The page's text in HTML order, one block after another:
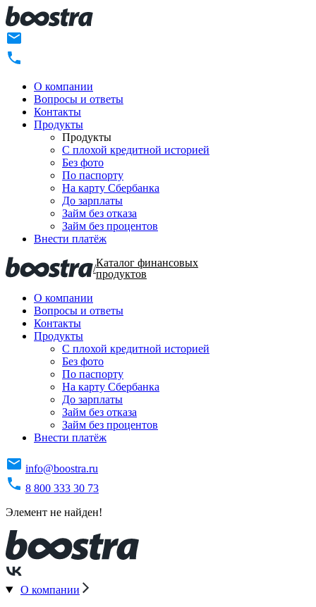
О компании
Вопросы и ответы
Контакты
Продукты
Продукты
C плохой кредитной историей
Без фото
По паспорту
На карту Сбербанка
До зарплаты
Займ без отказа
Займ без процентов
Внести платёж
/Каталог финансовых
продуктов
О компании
Вопросы и ответы
Контакты
Продукты
C плохой кредитной историей
Без фото
По паспорту
На карту Сбербанка
До зарплаты
Займ без отказа
Займ без процентов
Внести платёж
info@boostra.ru
8 800 333 30 73
Элемент не найден!
О компании